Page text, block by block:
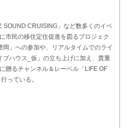
SOUND CRUISING」など数多くのイベ
市民の移住定住促進を図るプロジェク
岡」への参加や、リアルタイムでのライ
ブハウス_仮」の立ち上げに加え、貴重
贈るチャンネル＆レーベル「LIFE OF
っている。